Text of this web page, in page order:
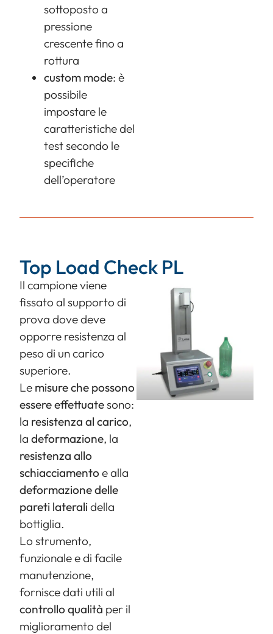
sottoposto a
pressione
crescente fino a
rottura
custom mode: è
possibile
impostare le
caratteristiche del
test secondo le
specifiche
dell’operatore
Top Load Check PL
Il campione viene
fissato al supporto di
prova dove deve
opporre resistenza al
peso di un carico
superiore.
Le misure che possono
essere effettuatesono:
la resistenza al carico,
la deformazione, la
resistenza allo
schiacciamentoe alla
deformazione delle
pareti lateralidella
bottiglia.
Lo strumento,
funzionale e di facile
manutenzione,
fornisce dati utili al
controllo qualità per il
miglioramento del